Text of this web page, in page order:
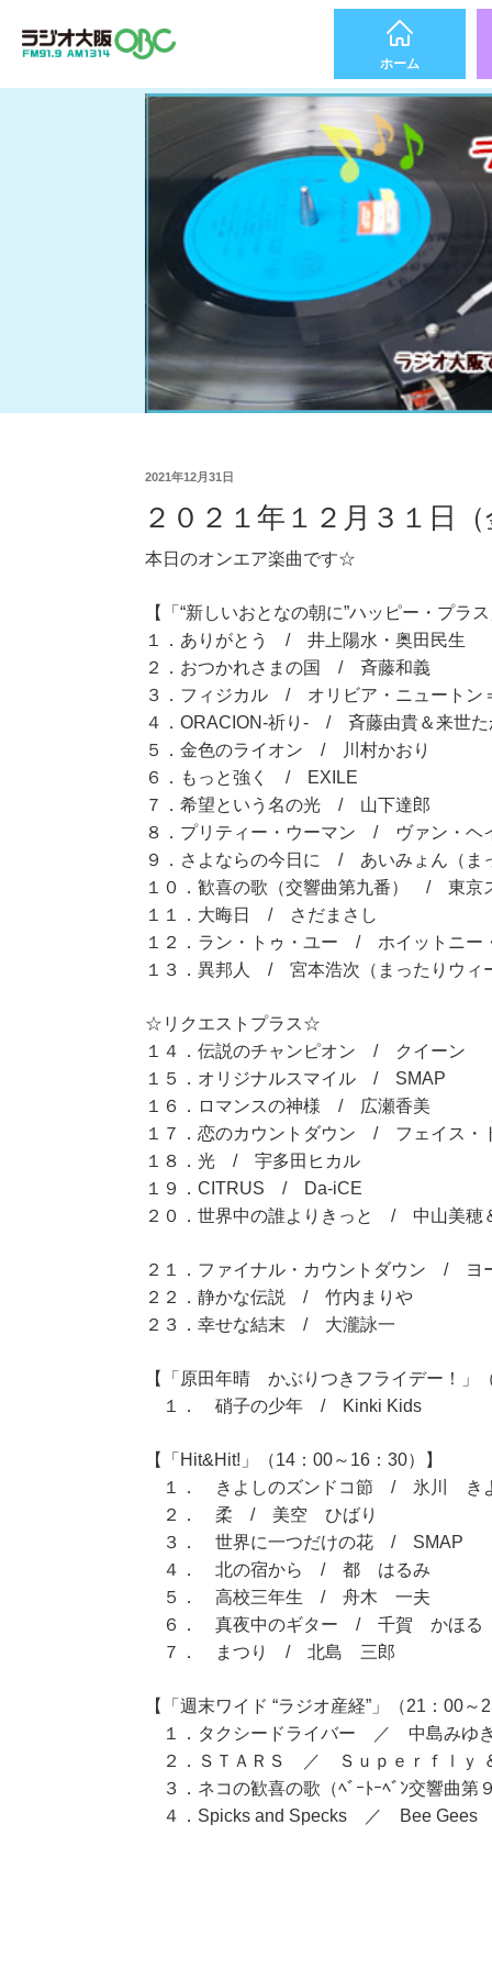
ホーム
2021年12月31日
２０２１年１２月３１日
本日のオンエア楽曲です☆
【「“新しいおとなの朝に”ハッピー・プラ
１．ありがとう / 井上陽水・奥田民生
２．おつかれさまの国 / 斉藤和義
３．フィジカル / オリビア・ニュートン
４．ORACION-祈り- / 斉藤由貴＆来世た
５．金色のライオン / 川村かおり
６．もっと強く / EXILE
７．希望という名の光 / 山下達郎
８．プリティー・ウーマン / ヴァン・ヘ
９．さよならの今日に / あいみょん（ま
１０．歓喜の歌（交響曲第九番） / 東京
１１．大晦日 / さだまさし
１２．ラン・トゥ・ユー / ホイットニー
１３．異邦人 / 宮本浩次（まったりウィ
☆リクエストプラス☆
１４．伝説のチャンピオン / クイーン
１５．オリジナルスマイル / SMAP
１６．ロマンスの神様 / 広瀬香美
１７．恋のカウントダウン / フェイス・
１８．光 / 宇多田ヒカル
１９．CITRUS / Da-iCE
２０．世界中の誰よりきっと / 中山美穂
２１．ファイナル・カウントダウン / ヨ
２２．静かな伝説 / 竹内まりや
２３．幸せな結末 / 大瀧詠一
【「原田年晴 かぶりつきフライデー！」
１． 硝子の少年 / Kinki Kids
【「Hit&Hit!」（14：00～16：30）】
１． きよしのズンドコ節 / 氷川 き
２． 柔 / 美空 ひばり
３． 世界に一つだけの花 / SMAP
４． 北の宿から / 都 はるみ
５． 高校三年生 / 舟木 一夫
６． 真夜中のギター / 千賀 かほる
７． まつり / 北島 三郎
【「週末ワイド “ラジオ産経”」（21：00～
１．タクシードライバー ／ 中島みゆ
２．ＳＴＡＲＳ ／ Ｓｕｐｅｒｆｌｙ
３．ネコの歓喜の歌（ﾍﾞｰﾄｰﾍﾞﾝ交響曲
４．Spicks and Specks ／ Bee Gees